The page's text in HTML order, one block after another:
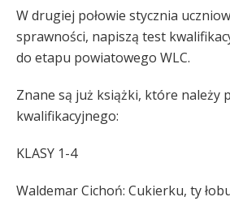
W drugiej połowie stycznia
sprawności, napiszą test
do etapu powiatowego WLC.
Znane są już książki, które należy
kwalifikacyjnego:
KLASY 1-4
Waldemar Cichoń: Cukierku, ty